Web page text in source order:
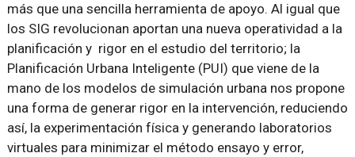
más que una sencilla herramienta de apoyo. Al igual que
los SIG revolucionan aportan una nueva operatividad a la
planificación y rigor en el estudio del territorio; la
Planificación Urbana Inteligente (PUI) que viene de la
mano de los modelos de simulación urbana nos propone
una forma de generar rigor en la intervención, reduciendo
así, la experimentación física y generando laboratorios
virtuales para minimizar el método ensayo y error,